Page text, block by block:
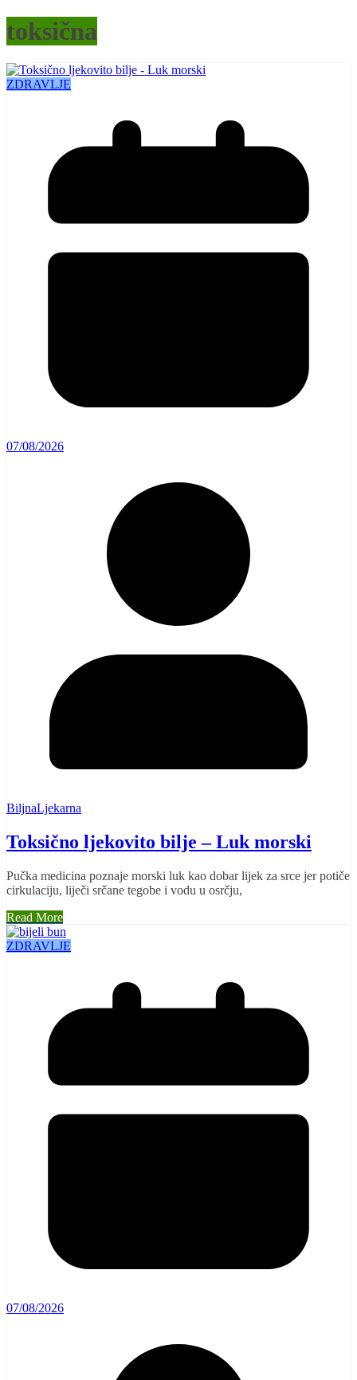
toksična
ZDRAVLJE
07/08/2026
BiljnaLjekarna
Toksično ljekovito bilje – Luk morski
Pučka medicina poznaje morski luk kao dobar lijek za srce jer potiče
cirkulaciju, liječi srčane tegobe i vodu u osrčju,
Read More
ZDRAVLJE
07/08/2026